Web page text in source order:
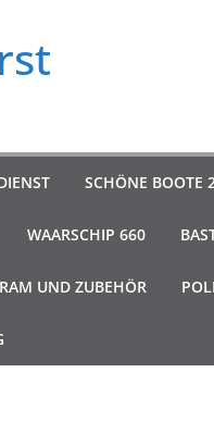
SCHÖNE BOOTE
WAARSCHIP 660
UND ZUBEHÖR